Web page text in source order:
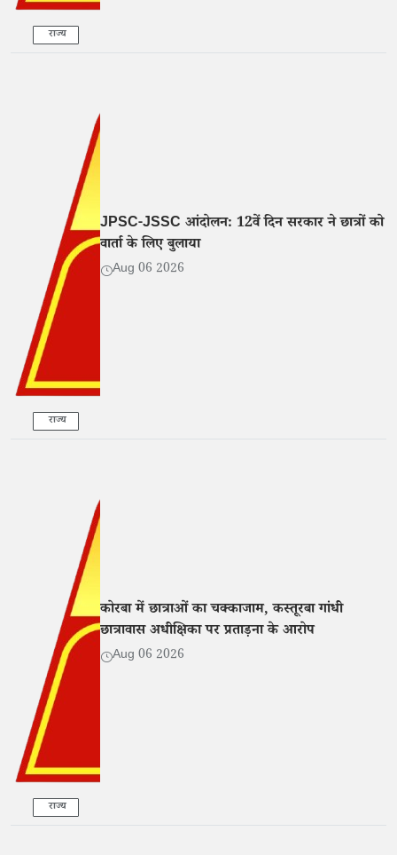
राज्य
राज्य
JPSC-JSSC आंदोलन: 12वें दिन सरकार ने छात्रों को
वार्ता के लिए बुलाया
Aug 06 2026
राज्य
कोरबा में छात्राओं का चक्काजाम, कस्तूरबा गांधी
छात्रावास अधीक्षिका पर प्रताड़ना के आरोप
Aug 06 2026